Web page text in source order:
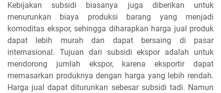
Kebijakan subsidi biasanya juga diberikan untuk
menurunkan biaya produksi barang yang menjadi
komoditas ekspor, sehingga diharapkan harga jual produk
dapat lebih murah dan dapat bersaing di pasar
internasional. Tujuan dari subsidi ekspor adalah untuk
mendorong jumlah ekspor, karena eksportir dapat
memasarkan produknya dengan harga yang lebih rendah.
Harga jual dapat diturunkan sebesar subsidi tadi. Namun